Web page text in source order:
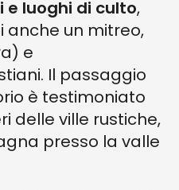
e luoghi di culto,
un mitreo,
e
Il passaggio
è testimoniato
delle ville rustiche,
presso la valle